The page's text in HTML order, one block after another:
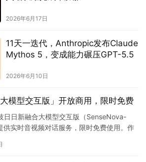
2026年6月17日
11天一迭代，Anthropic发布Claude
Mythos 5，变成能力碾压GPT-5.5
2026年6月10日
模型交互版」开放商用，限时免费
日日新融合大模型交互版（SenseNova-
供实时音视频对话服务，限时免费使用。作